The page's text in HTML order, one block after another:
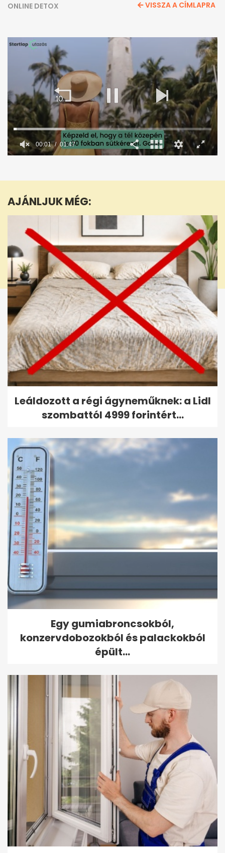
ONLINE DETOX VISSZA A CÍMLAPRA
1
47
seconds
AJÁNLJUK MÉG:
Leáldozott a régi ágyneműknek: a Lidl
szombattól 4999 forintért...
Egy gumiabroncsokból,
konzervdobozokból és palackokból
épült...